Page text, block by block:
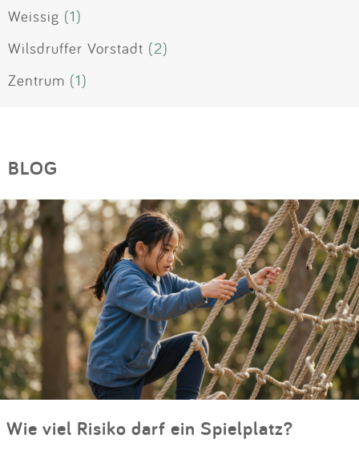
Weissig (1)
Wilsdruffer Vorstadt (2)
Zentrum (1)
BLOG
Wie viel Risiko darf ein Spielplatz?